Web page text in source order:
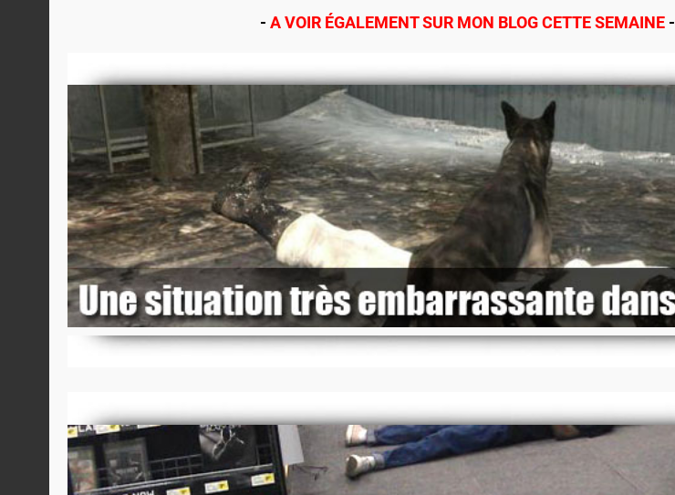
- A VOIR ÉGALEMENT SUR MON BLOG CETTE SEMAINE-